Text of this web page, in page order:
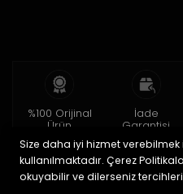
%100 Orijinal
Ürün
2 yıl garanti
İade
Garantisi
15 gün içinde
iade
Size daha iyi hizmet
kullanılmaktadır. Çerez
okuyabilir ve dilerseniz